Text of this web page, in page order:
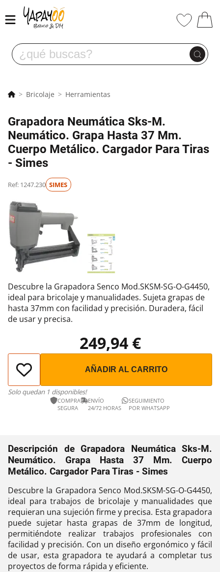
Bricolaje Herramientas
Grapadora Neumática Sks-M.
Neumático. Grapa Hasta 37 Mm.
Cuerpo Metálico. Cargador Para Tiras
- Simes
Ref: 1247.230 SIMES
Descubre la Grapadora Senco Mod.SKSM-SG-O-G4450,
ideal para bricolaje y manualidades. Sujeta grapas de
hasta 37mm con facilidad y precisión. Duradera, fácil
de usar y precisa.
249,94 €
AÑADIR AL CARRITO
Solo quedan 1 disponibles!
COMPRA
SEGURA
ENVÍO
24/72 HORAS
SEGUIMIENTO
POR WHATSAPP
Descripción de Grapadora Neumática Sks-M.
Neumático. Grapa Hasta 37 Mm. Cuerpo
Metálico. Cargador Para Tiras - Simes
Descubre la Grapadora Senco Mod.SKSM-SG-O-G4450,
ideal para trabajos de bricolaje y manualidades que
requieran una sujeción firme y precisa. Esta grapadora
puede sujetar hasta grapas de 37mm de longitud,
permitiéndote realizar trabajos profesionales con
facilidad y precisión. Con un diseño ergonómico y fácil
de usar, esta grapadora te ayudará a completar tus
proyectos de forma rápida y eficiente.